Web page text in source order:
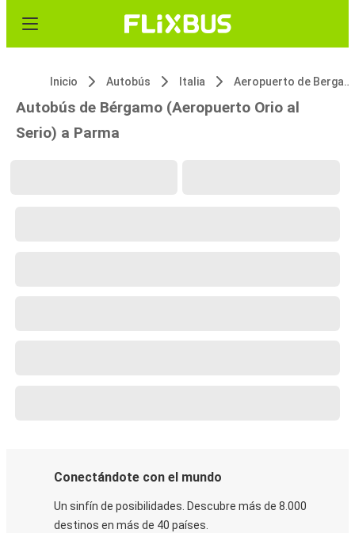
Inicio Autobús Italia Aeropuerto de Bergamo Orio al Serio
Autobús de Bérgamo (Aeropuerto Orio al
Serio) a Parma
Conectándote con el mundo
Un sinfín de posibilidades. Descubre más de 8.000
destinos en más de 40 países.